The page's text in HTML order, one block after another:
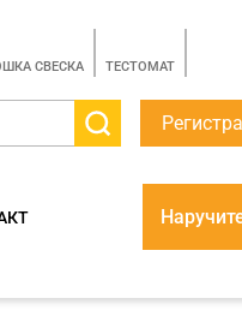
СВЕСКА TЕСТОМАТ